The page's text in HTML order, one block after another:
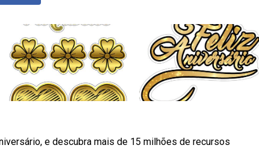
e descubra mais de 15 milhões de recursos